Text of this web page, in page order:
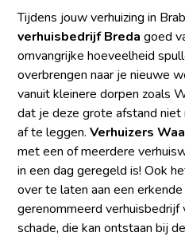
Tijdens jouw verhuizing in
verhuisbedrijf Breda goed
omvangrijke hoeveelheid
overbrengen naar je nieuwe
vanuit kleinere dorpen zoals
dat je deze grote afstand
af te leggen.Verhuizers
met een of meerdere
in een dag geregeld is! Ook
over te laten aan een
gerenommeerd
schade, die kan ontstaan bij